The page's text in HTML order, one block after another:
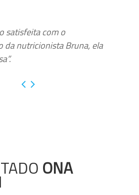
satisfeita com o
da nutricionista Bruna, ela
ONA